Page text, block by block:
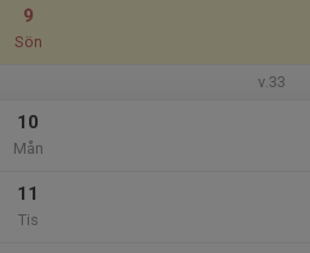
9
Sön
v.33
10
Mån
11
Tis